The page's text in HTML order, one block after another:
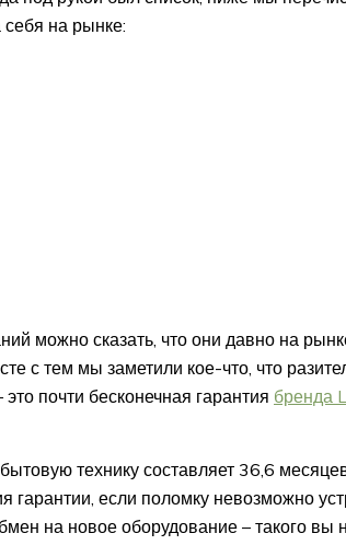
на рынке:
можно сказать, что они давно на
с тем мы заметили кое-что, что
почти бесконечная гарантия бренда
технику составляет 36,6
гарантии, если поломку невозможно
на новое оборудование – такого вы